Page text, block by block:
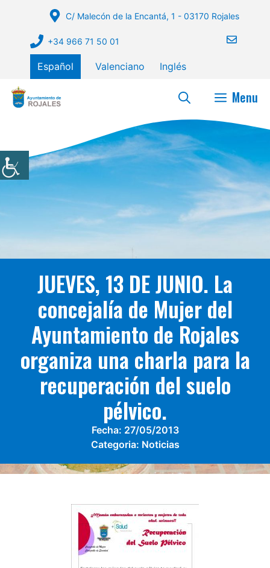
contenido
C/ Malecón de la Encantá, 1 - 03170 Rojales
+34 966 71 50 01
Español Valenciano Inglés
Menu
JUEVES, 13 DE JUNIO. La
concejalía de Mujer del
Ayuntamiento de Rojales
organiza una charla para la
recuperación del suelo
pélvico.
Fecha: 27/05/2013
Categoria: Noticias